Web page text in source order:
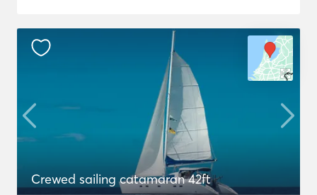
Crewed sailing catamaran 42ft